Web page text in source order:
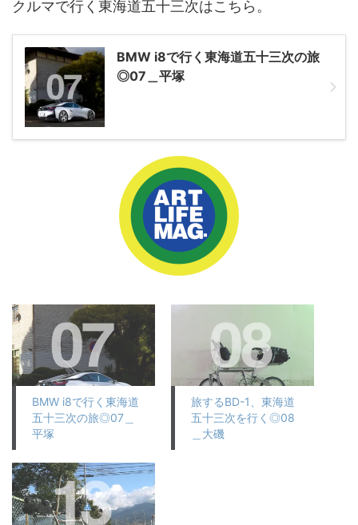
クルマで行く東海道五十三次はこちら。
BMW i8で行く東海道五十三次の旅
◎07＿平塚
BMW i8で行く東海道
五十三次の旅◎07＿
平塚
旅するBD-1、東海道
五十三次を行く◎08
＿大磯